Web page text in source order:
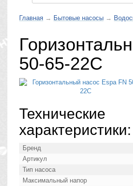
Главная → Бытовые насосы →
50-65-22C
Технические
характеристики:
Бренд
Артикул
Тип насоса
Максимальный напор